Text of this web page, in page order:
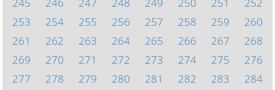
253
254 255 256 257 258 259
260
261
262 263 264 265 266 267
268
269
270 271 272 273 274 275
276
277
278 279 280 281 282 283
284